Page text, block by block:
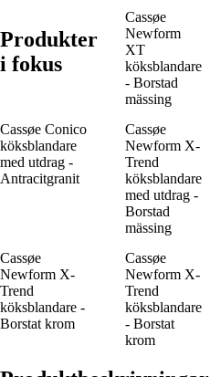
Produkter
i fokus
Cassøe
Newform
XT
köksblandare
- Borstad
mässing
Cassøe Conico
köksblandare
med utdrag -
Antracitgranit
Cassøe
Newform X-
Trend
köksblandare
med utdrag -
Borstad
mässing
Cassøe
Newform X-
Trend
köksblandare -
Borstat krom
Cassøe
Newform X-
Trend
köksblandare
- Borstat
krom